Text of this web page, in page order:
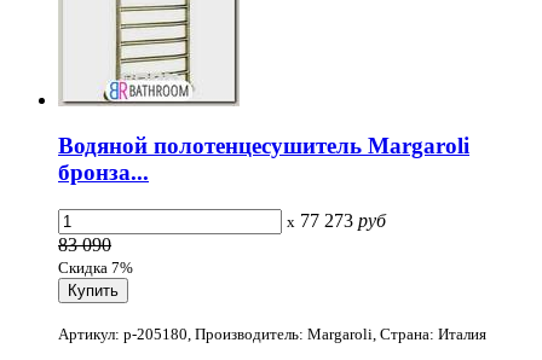
Водяной полотенцесушитель Margaroli
бронза...
x 77 273 руб
83 090
Скидка 7%
Артикул: p-205180, Производитель: Margaroli, Страна: Италия